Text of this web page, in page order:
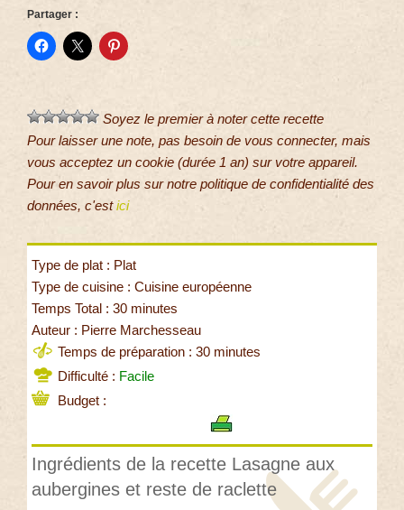
Partager :
Soyez le premier à noter cette recette
Pour laisser une note, pas besoin de vous connecter, mais
vous acceptez un cookie (durée 1 an) sur votre appareil.
Pour en savoir plus sur notre politique de confidentialité des
données, c'estici
Type de plat : Plat
Type de cuisine : Cuisine européenne
Temps Total : 30 minutes
Auteur : Pierre Marchesseau
Temps de préparation : 30 minutes
Difficulté : Facile
Budget :
Ingrédients de la recette Lasagne aux
aubergines et reste de raclette